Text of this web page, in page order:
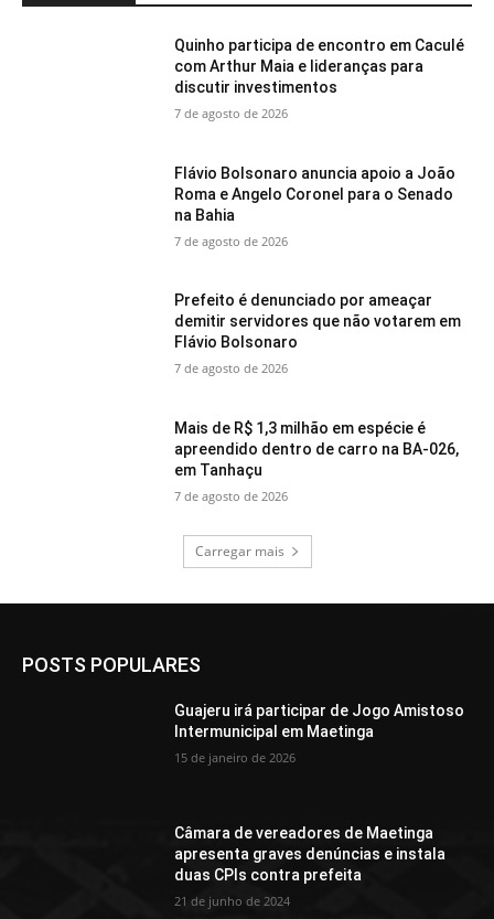
Quinho participa de encontro em Caculé
com Arthur Maia e lideranças para
discutir investimentos
7 de agosto de 2026
Flávio Bolsonaro anuncia apoio a João
Roma e Angelo Coronel para o Senado
na Bahia
7 de agosto de 2026
Prefeito é denunciado por ameaçar
demitir servidores que não votarem em
Flávio Bolsonaro
7 de agosto de 2026
Mais de R$ 1,3 milhão em espécie é
apreendido dentro de carro na BA-026,
em Tanhaçu
7 de agosto de 2026
Carregar mais
POSTS POPULARES
Guajeru irá participar de Jogo Amistoso
Intermunicipal em Maetinga
15 de janeiro de 2026
Câmara de vereadores de Maetinga
apresenta graves denúncias e instala
duas CPIs contra prefeita
21 de junho de 2024